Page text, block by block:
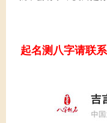
起名测八字请联系